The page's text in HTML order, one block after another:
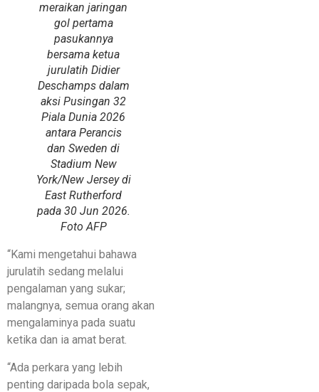
meraikan jaringan
gol pertama
pasukannya
bersama ketua
jurulatih Didier
Deschamps dalam
aksi Pusingan 32
Piala Dunia 2026
antara Perancis
dan Sweden di
Stadium New
York/New Jersey di
East Rutherford
pada 30 Jun 2026.
Foto AFP
“Kami mengetahui bahawa
jurulatih sedang melalui
pengalaman yang sukar;
malangnya, semua orang akan
mengalaminya pada suatu
ketika dan ia amat berat.
“Ada perkara yang lebih
penting daripada bola sepak,